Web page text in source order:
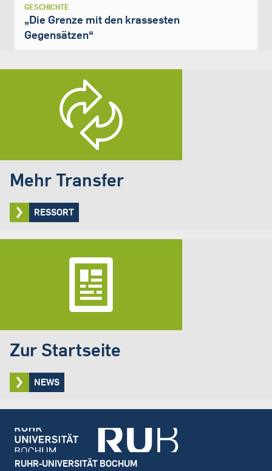
GESCHICHTE
„Die Grenze mit den krassesten
Gegensätzen“
Mehr Transfer
RESSORT
Zur Startseite
NEWS
Footer
RUHR-UNIVERSITÄT BOCHUM